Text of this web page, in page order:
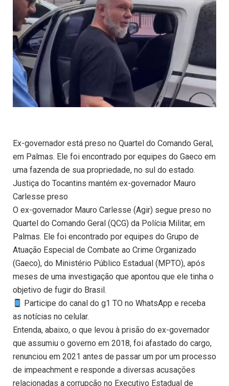
Ex-governador está preso no Quartel do Comando Geral,
em Palmas. Ele foi encontrado por equipes do Gaeco em
uma fazenda de sua propriedade, no sul do estado.
Justiça do Tocantins mantém ex-governador Mauro
Carlesse preso
O ex-governador Mauro Carlesse (Agir) segue preso no
Quartel do Comando Geral (QCG) da Polícia Militar, em
Palmas. Ele foi encontrado por equipes do Grupo de
Atuação Especial de Combate ao Crime Organizado
(Gaeco), do Ministério Público Estadual (MPTO), após
meses de uma investigação que apontou que ele tinha o
objetivo de fugir do Brasil.
Participe do canal do g1 TO no WhatsApp e receba
as notícias no celular.
Entenda, abaixo, o que levou à prisão do ex-governador
que assumiu o governo em 2018, foi afastado do cargo,
renunciou em 2021 antes de passar um por um processo
de impeachment e responde a diversas acusações
relacionadas a corrupção no Executivo Estadual de